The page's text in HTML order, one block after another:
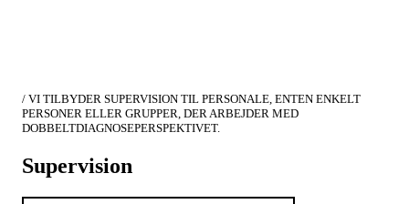
/ VI TILBYDER SUPERVISION TIL PERSONALE, ENTEN ENKELT
PERSONER ELLER GRUPPER, DER ARBEJDER MED
DOBBELTDIAGNOSEPERSPEKTIVET.
Supervision